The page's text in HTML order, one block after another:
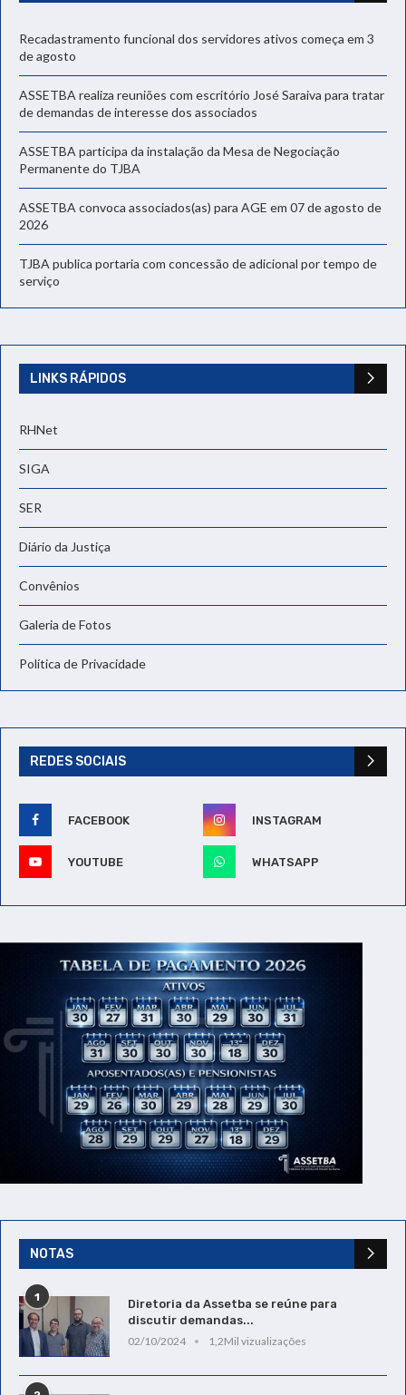
Recadastramento funcional dos servidores ativos começa em 3
de agosto
ASSETBA realiza reuniões com escritório José Saraiva para tratar
de demandas de interesse dos associados
ASSETBA participa da instalação da Mesa de Negociação
Permanente do TJBA
ASSETBA convoca associados(as) para AGE em 07 de agosto de
2026
TJBA publica portaria com concessão de adicional por tempo de
serviço
LINKS RÁPIDOS
RHNet
SIGA
SER
Diário da Justiça
Convênios
Galeria de Fotos
Política de Privacidade
REDES SOCIAIS
FACEBOOK INSTAGRAM
YOUTUBE WHATSAPP
NOTAS
1
Diretoria da Assetba se reúne para
discutir demandas...
02/10/2024
1,2Mil vizualizações